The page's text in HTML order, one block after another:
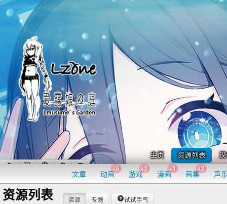
主页 资源列表
文章 动画
+8
游戏
+2
漫画
+1
画集
+2
声
资源列表 资源 专题 试试手气